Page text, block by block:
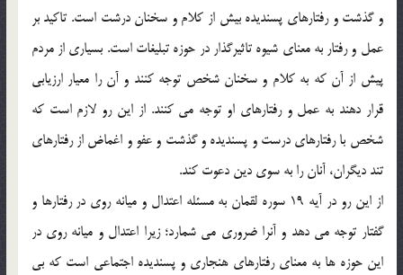
و گذشت و رفتارهاي پسنديده بيش از كلام و سخنان درشت است. تاكيد بر
عمل و رفتار به معناي شيوه تاثيرگذار در حوزه تبليغات است. بسياري از مردم
پيش از آن كه به كلام و سخنان شخص توجه كنند و آن را معيار ارزيابي
قرار دهند به عمل و رفتارهاي او توجه مي كنند. از اين رو لازم است كه
شخص با رفتارهاي درست و پسنديده و گذشت و عفو و اغماض از رفتارهاي
تند ديگران، آنان را به سوي دين دعوت كند.
از اين رو در آيه 19 سوره لقمان به مسئله اعتدال و ميانه روي در رفتارها و
گفتار توجه مي دهد و آنرا ضروري مي شمارد؛ زيرا اعتدال و ميانه روي در
اين حوزه ها به معناي رفتارهاي هنجاري و پسنديده اجتماعي است كه بي